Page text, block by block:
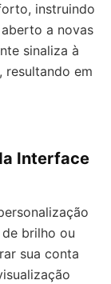
instruindo
a novas
sinaliza à
resultando em
Interface
brilho ou
sua conta